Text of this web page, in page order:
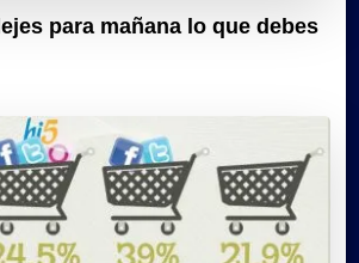
para mañana lo que debes